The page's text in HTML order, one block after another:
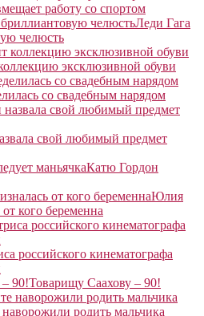
работу со спортом
Леди Гага
челюсть
эксклюзивной обуви
со свадебным нарядом
свой любимый предмет
Катю Гордон
Юлия
кого беременна
российского кинематографа
Товарищу Саахову – 90!
родить мальчика